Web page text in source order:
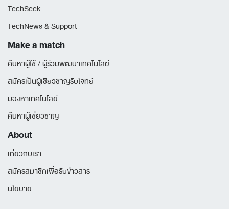
TechSeek
TechNews & Support
Make a match
ค้นหาผู้ใช้ / ผู้ร่วมพัฒนาเทคโนโลยี
สมัครเป็นผู้เชียวชาญรับโจทย์
มองหาเทคโนโลยี
ค้นหาผู้เชี่ยวชาญ
About
เกี่ยวกับเรา
สมัครสมาชิกเพื่อรับข่าวสาร
นโยบาย